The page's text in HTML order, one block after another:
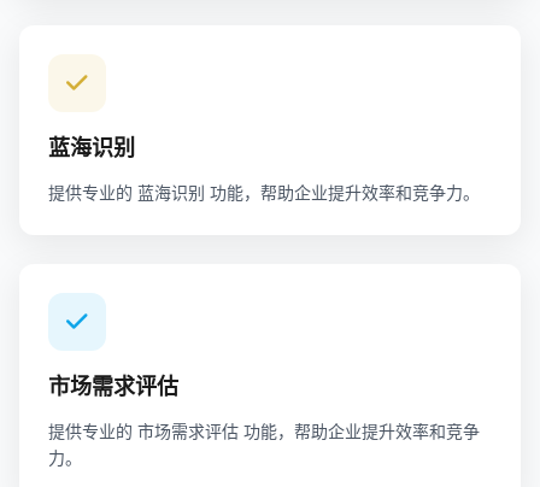
蓝海识别
提供专业的 蓝海识别 功能，帮助企业提升效率和竞争力。
市场需求评估
提供专业的 市场需求评估 功能，帮助企业提升效率和竞争
力。